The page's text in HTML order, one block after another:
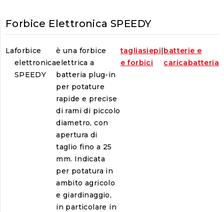
Forbice Elettronica SPEEDY
Laforbice
elettronica
SPEEDY
è una forbice
elettrica a
batteria plug-in
per potature
rapide e precise
di rami di piccolo
diametro, con
apertura di
taglio fino a 25
mm. Indicata
per potatura in
ambito agricolo
e giardinaggio,
in particolare in
tagliasiepi
e forbici
|batterie e
caricabatteria